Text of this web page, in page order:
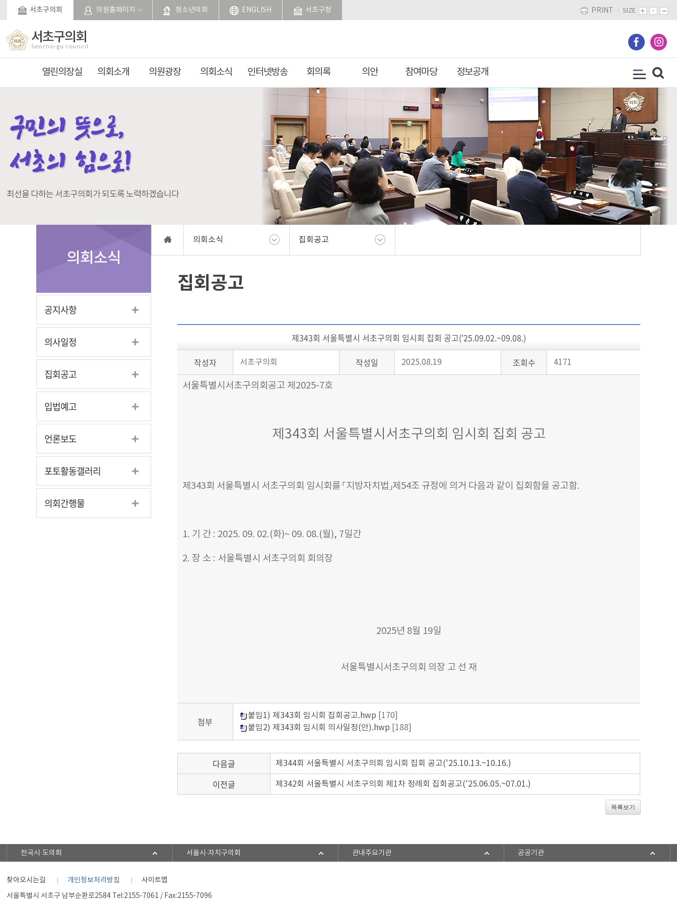
본문바로가기서초구의회 의원홈페이지 청소년의회 ENGLISH 서초구청 PRINT SIZE
서초구의회
Seocho-gu council
열린의장실 의회소개 의원광장 의회소식 인터넷방송 회의록 의안 참여마당 정보공개
최선을 다하는 서초구의회가 되도록 노력하겠습니다
의회소식
공지사항
의사일정
집회공고
입법예고
언론보도
포토활동갤러리
의회간행물
의회소식 집회공고
집회공고
제343회 서울특별시 서초구의회 임시회 집회 공고('25.09.02.~09.08.)
작성자 서초구의회 작성일 2025.08.19 조회수 4171
서울특별시서초구의회공고 제2025-7호
제343회 서울특별시서초구의회 임시회 집회 공고
제343회 서울특별시 서초구의회 임시회를 「지방자치법」제54조 규정에 의거 다음과 같이 집회함을 공고함.
1. 기 간 : 2025. 09. 02.(화)~ 09. 08.(월), 7일간
2. 장 소 : 서울특별시 서초구의회 회의장
2025년 8월 19일
서울특별시서초구의회 의장 고 선 재
첨부 붙임1) 제343회 임시회 집회공고.hwp
[170]
붙임2) 제343회 임시회 의사일정(안).hwp
[188]
다음글 제344회 서울특별시 서초구의회 임시회 집회 공고('25.10.13.~10.16.)
이전글 제342회 서울특별시 서초구의회 제1차 정례회 집회공고('25.06.05.~07.01.)
목록보기
전국시·도의회 서울시·자치구의회 관내주요기관 공공기관
찾아오시는길 개인정보처리방침
사이트맵
서울특별시 서초구 남부순환로2584 Tel:2155-7061 / Fax:2155-7096